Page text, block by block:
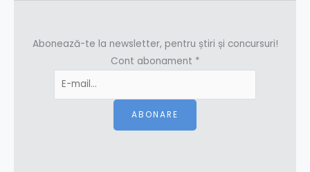
Abonează-te la newsletter, pentru știri și concursuri!
Cont abonament *
ABONARE